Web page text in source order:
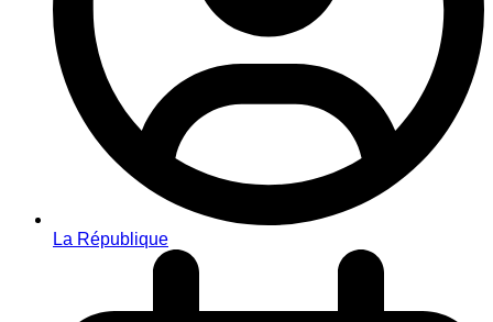
La République